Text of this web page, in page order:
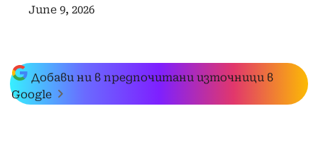
June 9, 2026
Добави ни в предпочитани източници в
Google